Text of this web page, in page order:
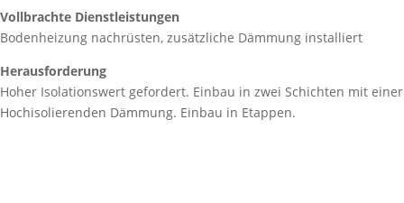
Vollbrachte Dienstleistungen
Bodenheizung nachrüsten, zusätzliche Dämmung installiert
Herausforderung
Hoher Isolationswert gefordert. Einbau in zwei Schichten mit einer
Hochisolierenden Dämmung. Einbau in Etappen.